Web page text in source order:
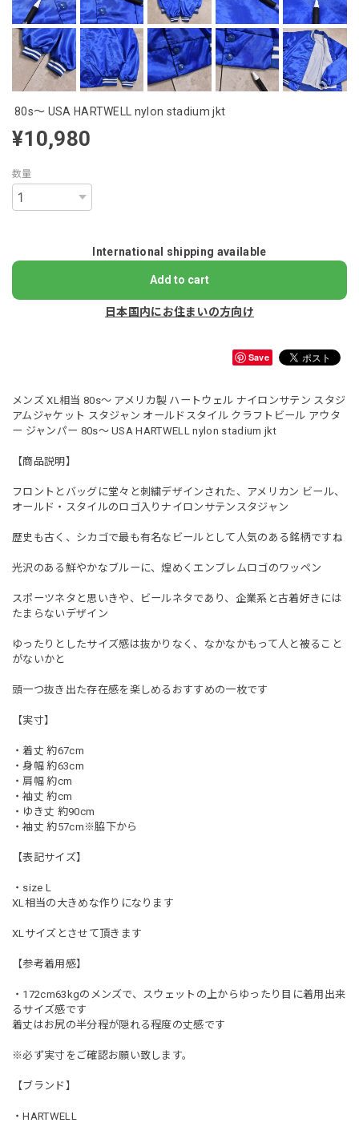
80s～ USA HARTWELL nylon stadium jkt
¥10,980
数量
International shipping available
Add to cart
日本国内にお住まいの方向け
Save
メンズ XL相当 80s〜 アメリカ製 ハートウェル ナイロンサテン スタジ
アムジャケット スタジャン オールドスタイル クラフトビール アウタ
ー ジャンパー 80s〜 USA HARTWELL nylon stadium jkt
【商品説明】
フロントとバッグに堂々と刺繍デザインされた、アメリカン ビール、
オールド・スタイルのロゴ入りナイロンサテンスタジャン
歴史も古く、シカゴで最も有名なビールとして人気のある銘柄ですね
光沢のある鮮やかなブルーに、煌めくエンブレムロゴのワッペン
スポーツネタと思いきや、ビールネタであり、企業系と古着好きには
たまらないデザイン
ゆったりとしたサイズ感は抜かりなく、なかなかもって人と被ること
がないかと
頭一つ抜き出た存在感を楽しめるおすすめの一枚です
【実寸】
・着丈 約67cm
・身幅 約63cm
・肩幅 約cm
・袖丈 約cm
・ゆき丈 約90cm
・袖丈 約57cm※脇下から
【表記サイズ】
・size L
XL相当の大きめな作りになります
XLサイズとさせて頂きます
【参考着用感】
・172cm63kgのメンズで、スウェットの上からゆったり目に着用出来
るサイズ感です
着丈はお尻の半分程が隠れる程度の丈感です
※必ず実寸をご確認お願い致します。
【ブランド】
・HARTWELL